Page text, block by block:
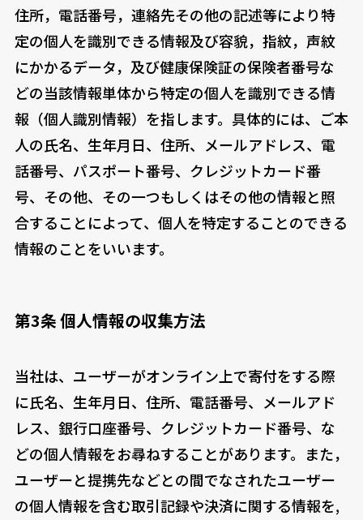
住所，電話番号，連絡先その他の記述等により特
定の個人を識別できる情報及び容貌，指紋，声紋
にかかるデータ，及び健康保険証の保険者番号な
どの当該情報単体から特定の個人を識別できる情
報（個人識別情報）を指します。具体的には、ご本
人の氏名、生年月日、住所、メールアドレス、電
話番号、パスポート番号、クレジットカード番
号、その他、その一つもしくはその他の情報と照
合することによって、個人を特定することのできる
情報のことをいいます。
第3条 個人情報の収集方法
当社は、ユーザーがオンライン上で寄付をする際
に氏名、生年月日、住所、電話番号、メールアド
レス、銀行口座番号、クレジットカード番号、な
どの個人情報をお尋ねすることがあります。また，
ユーザーと提携先などとの間でなされたユーザー
の個人情報を含む取引記録や決済に関する情報を,